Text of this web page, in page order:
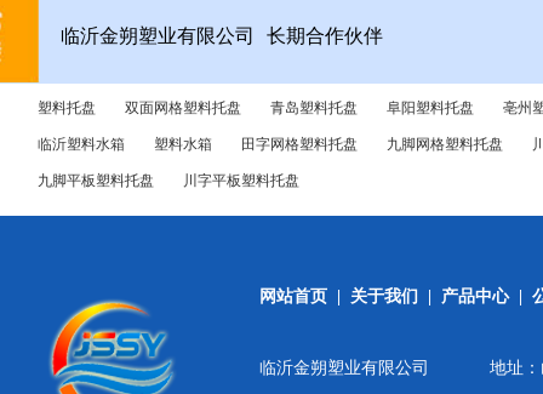
塑料防潮板，也称塑料垫板、塑料垫仓板、塑料隔水板，主要有1*0.6
临沂金朔塑业有限公司 长期合作伙伴
塑料托盘 双面网格塑料托盘 青岛塑料托盘 阜阳塑料托盘 亳州
临沂塑料水箱 塑料水箱 田字网格塑料托盘 九脚网格塑料托盘
九脚平板塑料托盘 川字平板塑料托盘
网站首页 关于我们 产品中心
临沂金朔塑业有限公司 地址